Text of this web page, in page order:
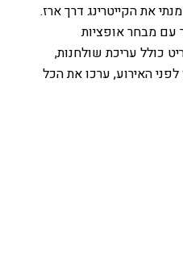
את הקייטרינג דרך ארז.
עם מבחר אופציות
כולל עריכת שולחנות,
האירוע, ערכו את הכל